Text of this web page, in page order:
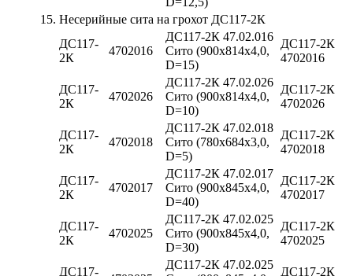
15. Несерийные сита на грохот ДС117-2К
ДС117-
2К
4702016
ДС117-2К 47.02.016
Сито (900х814х4,0,
D=15)
ДС117-2К
4702016
ДС117-
2К
4702026
ДС117-2К 47.02.026
Сито (900х814х4,0,
D=10)
ДС117-2К
4702026
ДС117-
2К
4702018
ДС117-2К 47.02.018
Сито (780х684х3,0,
D=5)
ДС117-2К
4702018
ДС117-
2К
4702017
ДС117-2К 47.02.017
Сито (900х845х4,0,
D=40)
ДС117-2К
4702017
ДС117-
2К
4702025
ДС117-2К 47.02.025
Сито (900х845х4,0,
D=30)
ДС117-2К
4702025
ДС117-
ДС117-2К 47.02.025
ДС117-2К